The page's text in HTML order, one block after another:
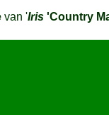
van 'Iris 'Country